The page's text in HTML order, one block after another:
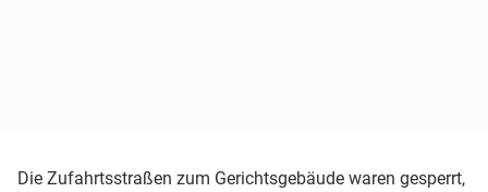
Die Zufahrtsstraßen zum Gerichtsgebäude waren gesperrt,